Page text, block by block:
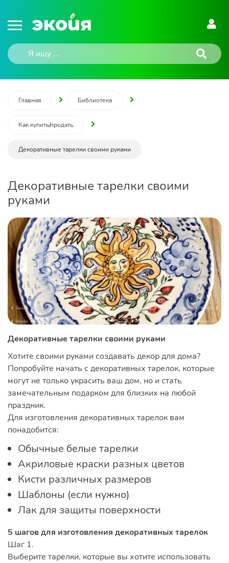
Главная Библиотека
Как купить/продать
Декоративные тарелки своими руками
Декоративные тарелки своими
руками
Декоративные тарелки своими руками
Хотите своими руками создавать декор для дома?
Попробуйте начать с декоративных тарелок, которые
могут не только украсить ваш дом, но и стать
замечательным подарком для близких на любой
праздник.
Для изготовления декоративных тарелок вам
понадобится:
Обычные белые тарелки
Акриловые краски разных цветов
Кисти различных размеров
Шаблоны (если нужно)
Лак для защиты поверхности
5 шагов для изготовления декоративных тарелок
Шаг 1.
Выберите тарелки, которые вы хотите использовать